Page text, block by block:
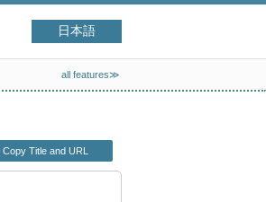
日本語
all features≫
Copy Title and URL